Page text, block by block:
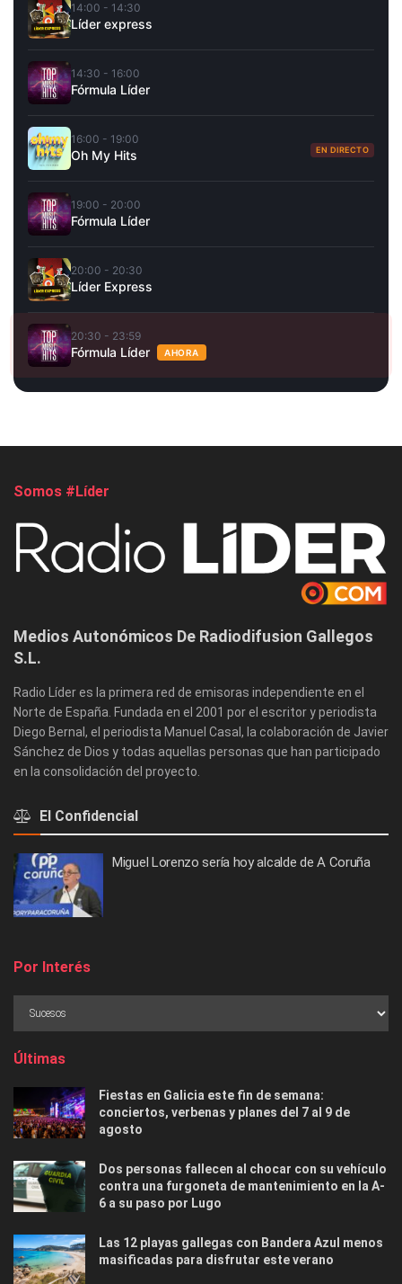
14:00 - 14:30
Líder express
14:30 - 16:00
Fórmula Líder
16:00 - 19:00
Oh My Hits EN DIRECTO
19:00 - 20:00
Fórmula Líder
20:00 - 20:30
Líder Express
20:30 - 23:59
Fórmula Líder AHORA
Somos #Líder
Medios Autonómicos De Radiodifusion Gallegos
S.L.
Radio Líder es la primera red de emisoras independiente en el
Norte de España. Fundada en el 2001 por el escritor y periodista
Diego Bernal, el periodista Manuel Casal, la colaboración de Javier
Sánchez de Dios y todas aquellas personas que han participado
en la consolidación del proyecto.
El Confidencial
Miguel Lorenzo sería hoy alcalde de A Coruña
Por Interés
Últimas
Fiestas en Galicia este fin de semana:
conciertos, verbenas y planes del 7 al 9 de
agosto
Dos personas fallecen al chocar con su vehículo
contra una furgoneta de mantenimiento en la A-
6 a su paso por Lugo
Las 12 playas gallegas con Bandera Azul menos
masificadas para disfrutar este verano